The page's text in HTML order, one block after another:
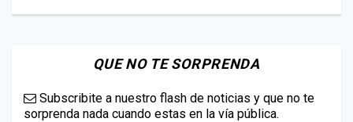
QUE NO TE SORPRENDA
Subscribite a nuestro flash de noticias y que no te
sorprenda nada cuando estas en la vía pública.